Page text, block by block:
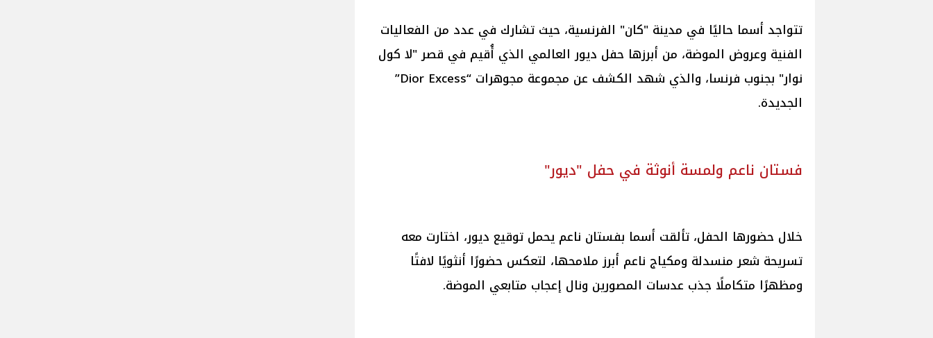
تتواجد أسما حاليًا في مدينة "كان" الفرنسية، حيث تشارك في عدد من الفعاليات
الفنية وعروض الموضة، من أبرزها حفل ديور العالمي الذي أُقيم في قصر "لا كول
نوار" بجنوب فرنسا، والذي شهد الكشف عن مجموعة مجوهرات “Dior Excess”
الجديدة.
فستان ناعم ولمسة أنوثة في حفل "ديور"
خلال حضورها الحفل، تألقت أسما بفستان ناعم يحمل توقيع ديور، اختارت معه
تسريحة شعر منسدلة ومكياج ناعم أبرز ملامحها، لتعكس حضورًا أنثويًا لافتًا
ومظهرًا متكاملًا جذب عدسات المصورين ونال إعجاب متابعي الموضة.